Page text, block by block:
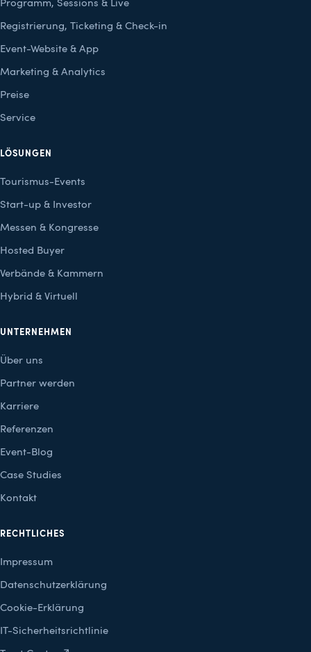
Programm, Sessions & Live
Registrierung, Ticketing & Check-in
Event-Website & App
Marketing & Analytics
Preise
Service
LÖSUNGEN
Tourismus-Events
Start-up & Investor
Messen & Kongresse
Hosted Buyer
Verbände & Kammern
Hybrid & Virtuell
UNTERNEHMEN
Über uns
Partner werden
Karriere
Referenzen
Event-Blog
Case Studies
Kontakt
RECHTLICHES
Impressum
Datenschutzerklärung
Cookie-Erklärung
IT-Sicherheitsrichtlinie